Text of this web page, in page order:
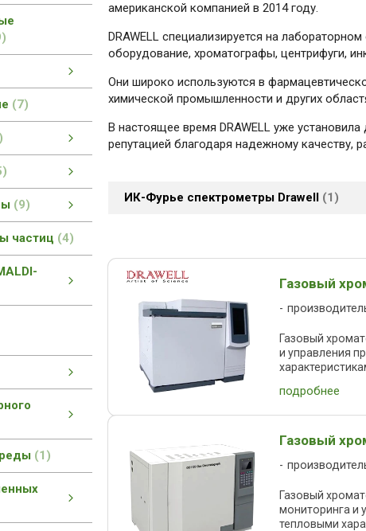
7
9
частиц 4
1
американской компанией в 2014 году.
DRAWELL специализируется на
оборудование, хроматографы, центрифуги,
Они широко используются в
химической промышленности и других
В настоящее время DRAWELL уже
репутацией благодаря надежному качеству,
ИК-Фурье спектрометры Drawell 1
Газовый
Газовый
и управления
подробнее
Газовый
Газовый
мониторинга и
тепловыми